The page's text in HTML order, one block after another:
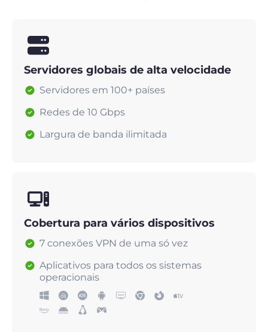
Servidores globais de alta velocidade
Servidores em 100+ países
Redes de 10 Gbps
Largura de banda ilimitada
Cobertura para vários dispositivos
7 conexões VPN de uma só vez
Aplicativos para todos os sistemas
operacionais